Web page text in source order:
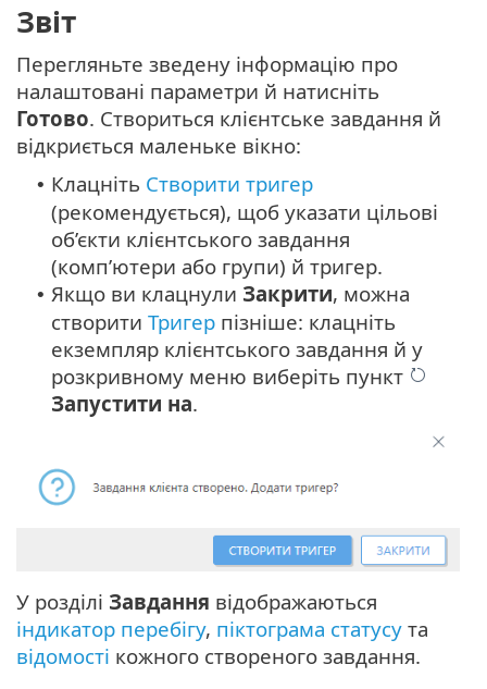
Звіт
Перегляньте зведену інформацію про
налаштовані параметри й натисніть
Готово. Створиться клієнтське завдання й
відкриється маленьке вікно:
• Клацніть Створити тригер
(рекомендується), щоб указати цільові
об’єкти клієнтського завдання
(комп’ютери або групи) й тригер.
• Якщо ви клацнули Закрити, можна
створити Тригер пізніше: клацніть
екземпляр клієнтського завдання й у
розкривному меню виберіть пункт
Запустити на.
У розділі Завдання відображаються
індикатор перебігу, піктограма статусу та
відомості кожного створеного завдання.